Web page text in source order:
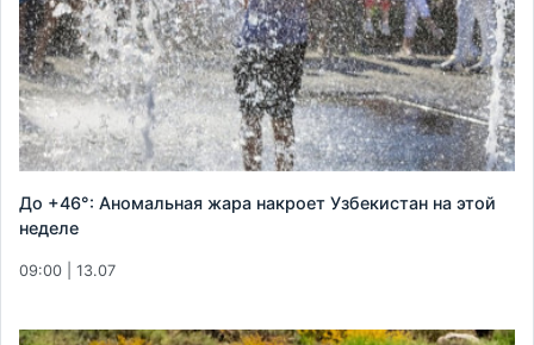
До +46°: Аномальная жара накроет Узбекистан на этой
неделе
09:00 | 13.07